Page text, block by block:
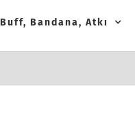
Buff, Bandana, Atkı